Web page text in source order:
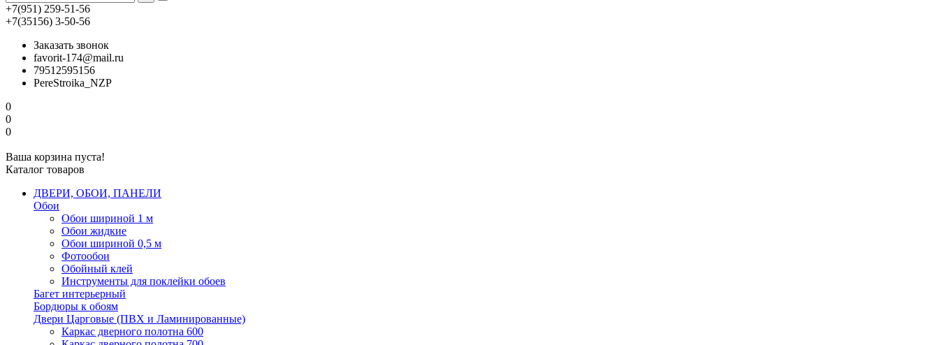
+7(951) 259-51-56
+7(35156) 3-50-56
Заказать звонок
favorit-174@mail.ru
79512595156
PereStroika_NZP
0
0
0
Ваша корзина пуста!
Каталог товаров
ДВЕРИ, ОБОИ, ПАНЕЛИ
Обои
Обои шириной 1 м
Обои жидкие
Обои шириной 0,5 м
Фотообои
Обойный клей
Инструменты для поклейки обоев
Багет интерьерный
Бордюры к обоям
Двери Царговые (ПВХ и Ламинированные)
Каркас дверного полотна 600